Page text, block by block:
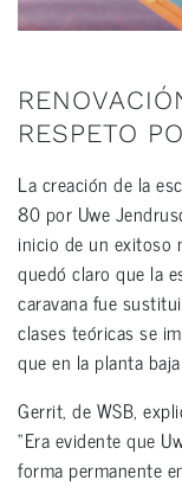
RESPETO
La creación de la
80 por Uwe
inicio de un exitoso
quedó claro que la
caravana fue
clases teóricas se
que en la planta
Gerrit, de WSB,
“Era evidente que
forma permanente